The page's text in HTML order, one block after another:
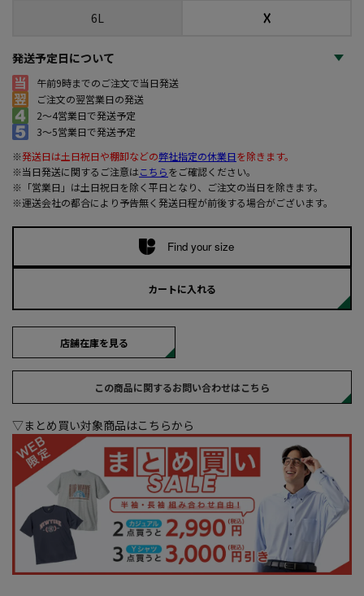
6L ☓
発送予定日について
午前9時までのご注文で当日発送
ご注文の翌営業日の発送
2～4営業日で発送予定
3～5営業日で発送予定
※発送日は土日祝日や棚卸などの弊社指定の休業日を除きます。
※当日発送に関するご注意はこちらをご確認ください。
※「営業日」は土日祝日を除く平日となり、ご注文の当日を除きます。
※運送会社の都合により予告無く発送日程が前後する場合がございます。
Find your size
カートに入れる
店舗在庫を見る
この商品に関するお問い合わせはこちら
▽まとめ買い対象商品はこちらから